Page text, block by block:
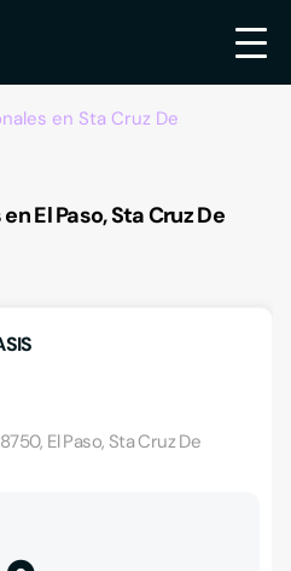
en Sta Cruz De
El Paso, Sta Cruz De
El Paso, Sta Cruz De